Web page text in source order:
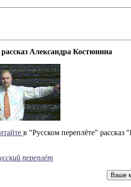
Александра Костюнина
в "Русском переплёте" рассказ
переплёт